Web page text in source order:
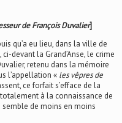
de François Duvalier]
qu’a eu lieu, dans la ville de
devant la Grand’Anse, le crime
retenu dans la mémoire
l’appellation « les vêpres de
ce forfait s’efface de la
à la connaissance de
de moins en moins